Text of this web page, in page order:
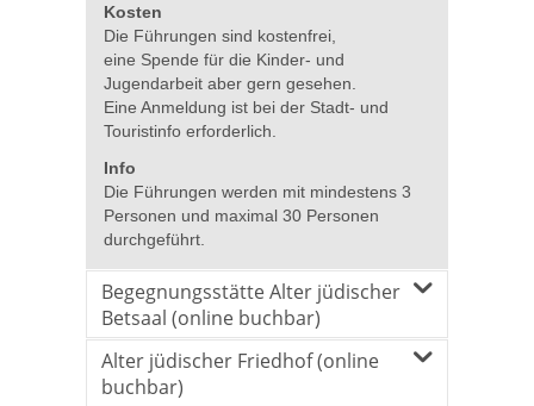
Kosten
Die Führungen sind kostenfrei,
eine Spende für die Kinder- und
Jugendarbeit aber gern gesehen.
Eine Anmeldung ist bei der Stadt- und
Touristinfo erforderlich.
Info
Die Führungen werden mit mindestens 3
Personen und maximal 30 Personen
durchgeführt.
Begegnungsstätte Alter jüdischer
Betsaal (online buchbar)
Alter jüdischer Friedhof (online
buchbar)